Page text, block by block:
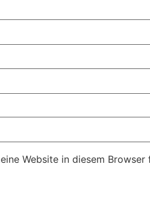
Website in diesem